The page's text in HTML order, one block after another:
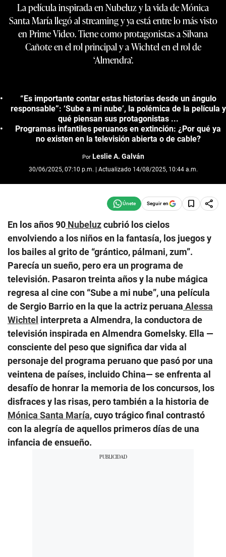
La película inspirada en Nubeluz y la vida de Mónica
Santa María llegó al streaming y ya está entre lo más visto
en Prime Video. Tiene como protagonistas a Silvana
Cañote en el rol principal y a Wichtel en el rol de
‘Almendra’.
“Es importante contar estas historias desde un ángulo
responsable”: ‘Sube a mi nube’, la polémica de la película y
qué piensan sus protagonistas ...
Programas infantiles peruanos en extinción: ¿Por qué ya
no existen en la televisión abierta o de cable?
Por Leslie A. Galván
30/06/2025, 07:10 p.m. | Actualizado 14/08/2025, 10:44 a.m.
Seguir en
En los años 90 Nubeluzcubrió los cielos
envolviendo a los niños en la fantasía, los juegos y
los bailes al grito de “grántico, pálmani, zum”.
Parecía un sueño, pero era un programa de
televisión. Pasaron treinta años y la nube mágica
regresa al cine con “Sube a mi nube”, una película
de Sergio Barrio en la que la actriz peruana Alessa
Wichtel interpreta a Almendra, la conductora de
televisión inspirada en Almendra Gomelsky. Ella —
consciente del peso que significa dar vida al
personaje del programa peruano que pasó por una
veintena de países, incluido China— se enfrenta al
desafío de honrar la memoria de los concursos, los
disfraces y las risas, pero también a la historia de
Mónica Santa María, cuyo trágico final contrastó
con la alegría de aquellos primeros días de una
infancia de ensueño.